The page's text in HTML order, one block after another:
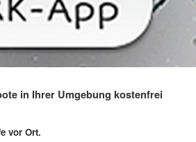
in Ihrer Umgebung kostenfrei
vor Ort.